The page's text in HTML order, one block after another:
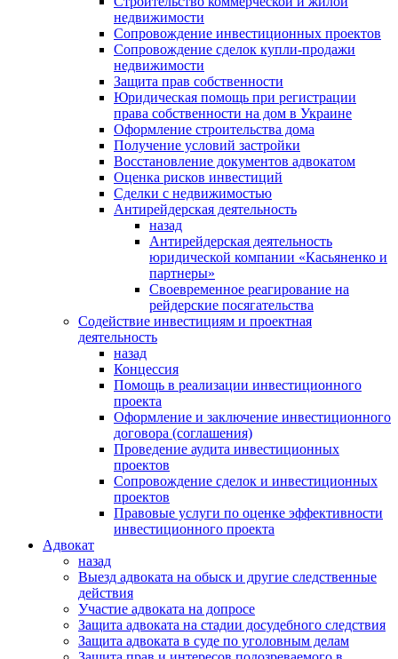
недвижимости
Сопровождение инвестиционных проектов
Сопровождение сделок купли-продажи
недвижимости
Защита прав собственности
Юридическая помощь при регистрации
права собственности на дом в Украине
Оформление строительства дома
Получение условий застройки
Восстановление документов адвокатом
Оценка рисков инвестиций
Сделки с недвижимостью
Антирейдерская деятельность
назад
Антирейдерская деятельность
юридической компании «Касьяненко и
партнеры»
Своевременное реагирование на
рейдерские посягательства
Содействие инвестициям и проектная
деятельность
назад
Концессия
Помощь в реализации инвестиционного
проекта
Оформление и заключение инвестиционного
договора (соглашения)
Проведение аудита инвестиционных
проектов
Сопровождение сделок и инвестиционных
проектов
Правовые услуги по оценке эффективности
инвестиционного проекта
Адвокат
назад
Выезд адвоката на обыск и другие следственные
действия
Участие адвоката на допросе
Защита адвоката на стадии досудебного следствия
Защита адвоката в суде по уголовным делам